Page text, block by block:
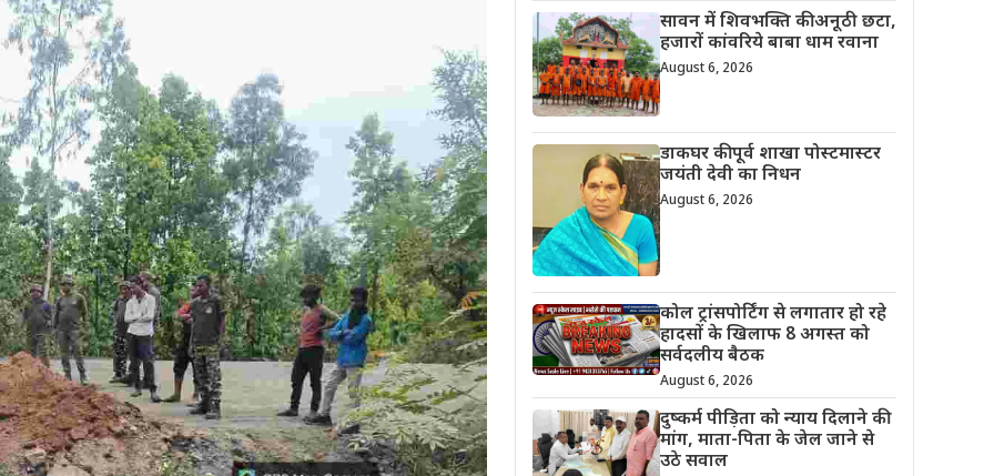
सावन में शिवभक्ति की अनूठी छटा,
हजारों कांवरिये बाबा धाम रवाना
August 6, 2026
डाकघर की पूर्व शाखा पोस्टमास्टर
जयंती देवी का निधन
August 6, 2026
कोल ट्रांसपोर्टिंग से लगातार हो रहे
हादसों के खिलाफ 8 अगस्त को
सर्वदलीय बैठक
August 6, 2026
दुष्कर्म पीड़िता को न्याय दिलाने की
मांग, माता-पिता के जेल जाने से
उठे सवाल